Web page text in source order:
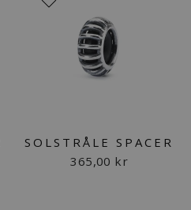
SOLSTRÅLE SPACER
365,00 kr